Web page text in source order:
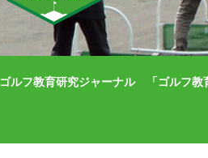
ゴルフ教育研究ジャーナル 「ゴルフ教